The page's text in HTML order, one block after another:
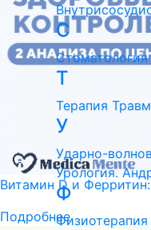
Витамин D и
Подробнее
С
Стоматология
Т
Терапия
У
Ударно-
Урология.
Ф
Физиотерапия